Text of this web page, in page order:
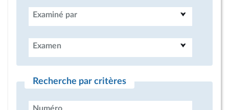
Examiné par
Examen
Recherche par critères